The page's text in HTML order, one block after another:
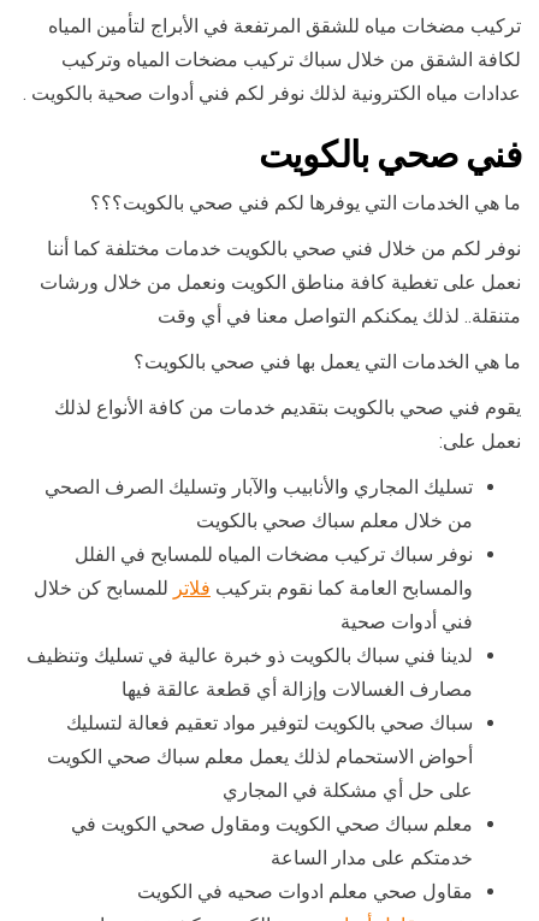
تركيب مضخات مياه للشقق المرتفعة في الأبراج لتأمين المياه
لكافة الشقق من خلال سباك تركيب مضخات المياه وتركيب
عدادات مياه الكترونية لذلك نوفر لكم فني أدوات صحية بالكويت .
فني صحي بالكويت
ما هي الخدمات التي يوفرها لكم فني صحي بالكويت؟؟؟
نوفر لكم من خلال فني صحي بالكويت خدمات مختلفة كما أننا
نعمل على تغطية كافة مناطق الكويت ونعمل من خلال ورشات
متنقلة.. لذلك يمكنكم التواصل معنا في أي وقت
ما هي الخدمات التي يعمل بها فني صحي بالكويت؟
يقوم فني صحي بالكويت بتقديم خدمات من كافة الأنواع لذلك
نعمل على:
تسليك المجاري والأنابيب والآبار وتسليك الصرف الصحي
من خلال معلم سباك صحي بالكويت
نوفر سباك تركيب مضخات المياه للمسابح في الفلل
والمسابح العامة كما نقوم بتركيب فلاتر للمسابح كن خلال
فني أدوات صحية
لدينا فني سباك بالكويت ذو خبرة عالية في تسليك وتنظيف
مصارف الغسالات وإزالة أي قطعة عالقة فيها
سباك صحي بالكويت لتوفير مواد تعقيم فعالة لتسليك
أحواض الاستحمام لذلك يعمل معلم سباك صحي الكويت
على حل أي مشكلة في المجاري
معلم سباك صحي الكويت ومقاول صحي الكويت في
خدمتكم على مدار الساعة
مقاول صحي معلم ادوات صحيه في الكويت